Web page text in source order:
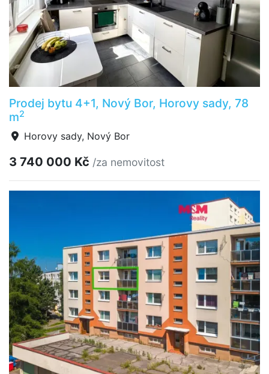
Prodej bytu 4+1, Nový Bor, Horovy sady, 78
m2
Horovy sady, Nový Bor
3 740 000 Kč /za nemovitost